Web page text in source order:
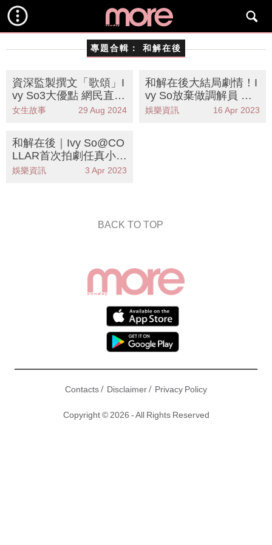
專題合輯： 和解在後
資深監製撰文「歌頌」I
vy So3大優點 網民直指
有致命1缺點要改進
女生故事 29 Aug 2024
和解在後大結局劇情！I
vy So放棄做調解員 恆
仔動情
娛樂資訊 16 Apr 2023
和解在後｜Ivy So@CO
LLAR首次拍劇任真小強
爬頸 獲讚勁專業
娛樂資訊 3 Apr 2023
BACK TO TOP
Contacts/ Disclaimer/ Privacy Policy
Copyright © 2026 - All Rights Reserved